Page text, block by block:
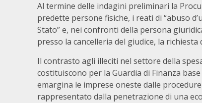
Al termine delle indagini preliminari la
predette persone fisiche, i reati di “abuso
Stato” e, nei confronti della persona
presso la cancelleria del giudice, la
Il contrasto agli illeciti nel settore della
costituiscono per la Guardia di Finanza
emargina le imprese oneste dalle
rappresentato dalla penetrazione di una